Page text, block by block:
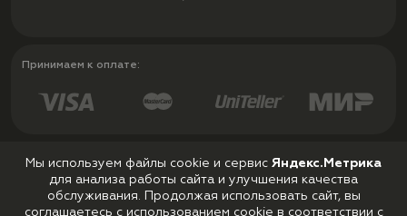
Принимаем к оплате:
Политика конфиденциальности
Пользовательское соглашение
Мы используем файлы cookie и сервис Яндекс.Метрика
для анализа работы сайта и улучшения качества
обслуживания. Продолжая использовать сайт, вы
соглашаетесь с использованием cookie в соответствии с